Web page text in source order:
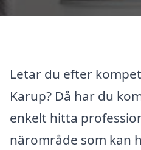
Letar du efter
Karup? Då har du
enkelt hitta
närområde som kan